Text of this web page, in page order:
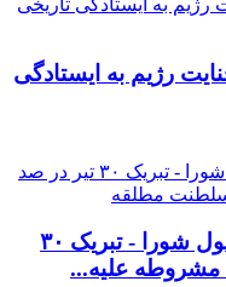
رژیم به ایستادگی
شورای ملی مقاومت ایران - مسئول شورا - تبریک ۳۰
مشروطه علیه...